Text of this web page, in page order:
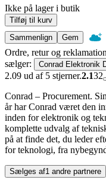
Ikke på lager i butik
Tilføj til kurv
Sammenlign
Gem
Ordre, retur og
sælger:
Conrad Elektronik
2.09 ud af 5 stjerner.2.132
Conrad – Procurement.
år har Conrad været den
inden for elektronik og
komplette udvalg af
på at finde det, du leder
for teknologi, fra
Sælges af1 andre partnere